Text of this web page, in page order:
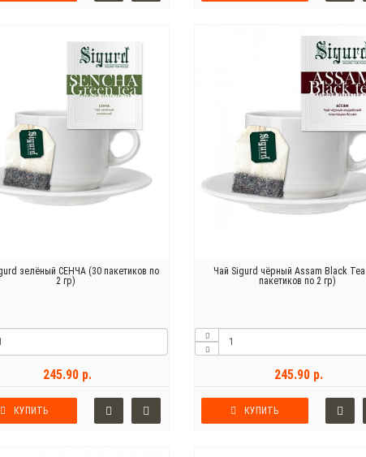
зелёный СЕНЧА (30 пакетиков по
2 гр)
245.90 р.
КУПИТЬ
Чай Sigurd чёрный Assam Black
пакетиков по 2 гр)
245.90 р.
КУПИТЬ